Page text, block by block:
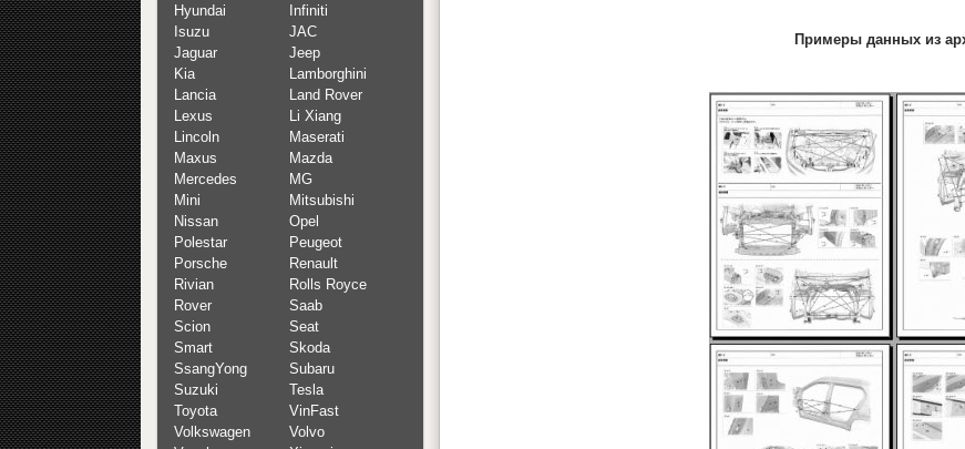
Примеры данных из
Hyundai
Infiniti
Isuzu
JAC
Jaguar
Jeep
Kia
Lamborghini
Lancia
Land Rover
Lexus
Li Xiang
Lincoln
Maserati
Maxus
Mazda
Mercedes
MG
Mini
Mitsubishi
Nissan
Opel
Polestar
Peugeot
Porsche
Renault
Rivian
Rolls Royce
Rover
Saab
Scion
Seat
Smart
Skoda
SsangYong
Subaru
Suzuki
Tesla
Toyota
VinFast
Volkswagen
Volvo